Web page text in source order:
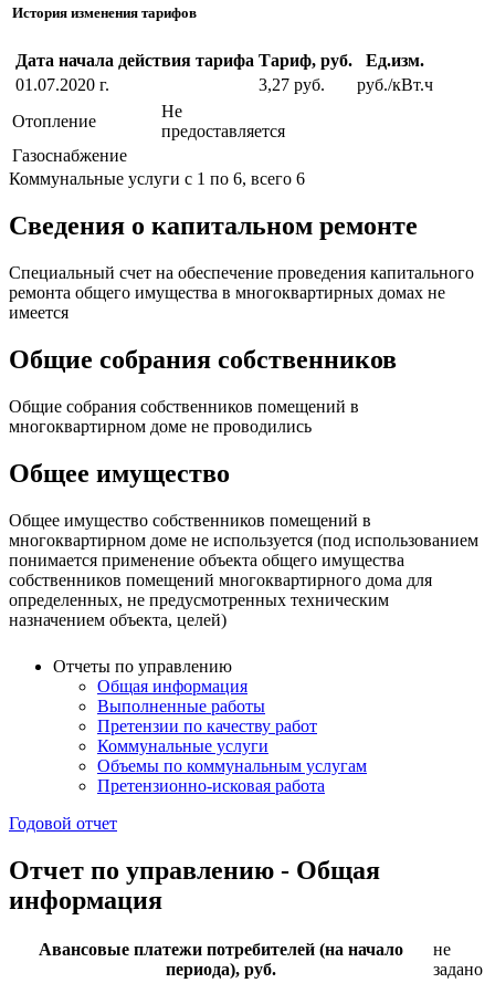
История изменения тарифов
Дата начала действия тарифа Тариф, руб.
Ед.изм.
01.07.2020 г.
3,27 руб.
руб./кВт.ч
Отопление
Не
предоставляется
Газоснабжение
Коммунальные услуги с 1 по 6, всего 6
Сведения о капитальном ремонте
Специальный счет на обеспечение проведения капитального
ремонта общего имущества в многоквартирных домах не
имеется
Общие собрания собственников
Общие собрания собственников помещений в
многоквартирном доме не проводились
Общее имущество
Общее имущество собственников помещений в
многоквартирном доме не используется (под использованием
понимается применение объекта общего имущества
собственников помещений многоквартирного дома для
определенных, не предусмотренных техническим
назначением объекта, целей)
Отчеты по управлению
Общая информация
Выполненные работы
Претензии по качеству работ
Коммунальные услуги
Объемы по коммунальным услугам
Претензионно-исковая работа
Годовой отчет
Отчет по управлению - Общая
информация
Авансовые платежи потребителей (на начало
периода), руб.
не
задано